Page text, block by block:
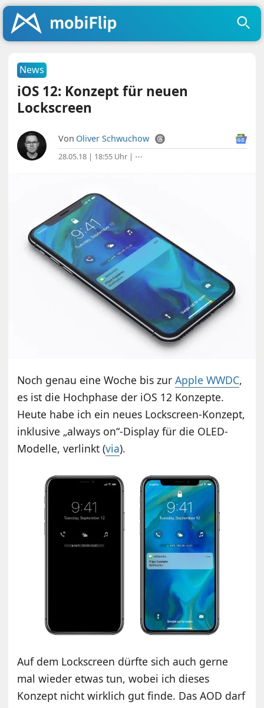
News
iOS 12: Konzept für neuen
Lockscreen
Von Oliver Schwuchow
28.05.18 | 18:55 Uhr | ⋯
Noch genau eine Woche bis zurApple WWDC,
es ist die Hochphase der iOS 12 Konzepte.
Heute habe ich ein neues Lockscreen-Konzept,
inklusive „always on“-Display für die OLED-
Modelle, verlinkt (via).
Auf dem Lockscreen dürfte sich auch gerne
mal wieder etwas tun, wobei ich dieses
Konzept nicht wirklich gut finde. Das AOD darf